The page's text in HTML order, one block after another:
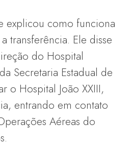
explicou como funciona
transferência. Ele disse
do Hospital
Secretaria Estadual de
o Hospital João XXIII,
entrando em contato
Aéreas do